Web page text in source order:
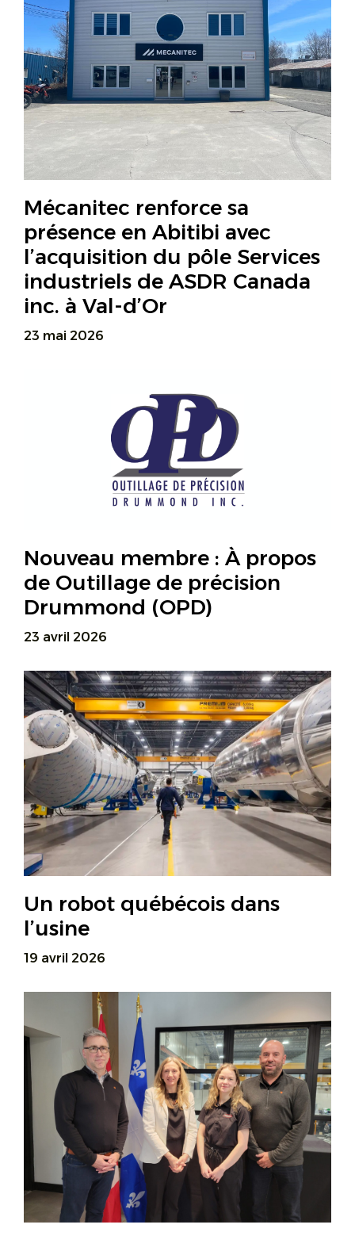
Mécanitec renforce sa
présence en Abitibi avec
l’acquisition du pôle Services
industriels de ASDR Canada
inc. à Val-d’Or
23 mai 2026
Nouveau membre : À propos
de Outillage de précision
Drummond (OPD)
23 avril 2026
Un robot québécois dans
l’usine
19 avril 2026